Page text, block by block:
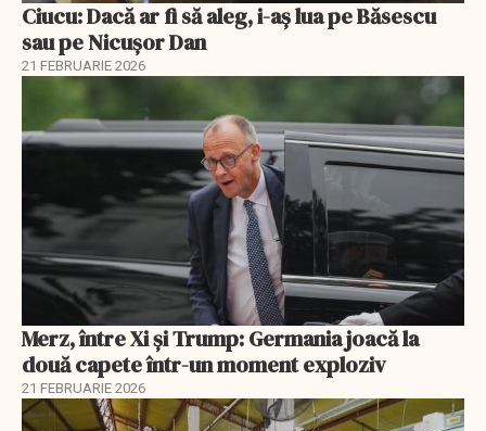
Ciucu: Dacă ar fi să aleg, i-aș lua pe Băsescu
sau pe Nicușor Dan
21 FEBRUARIE 2026
Merz, între Xi și Trump: Germania joacă la
două capete într-un moment exploziv
21 FEBRUARIE 2026